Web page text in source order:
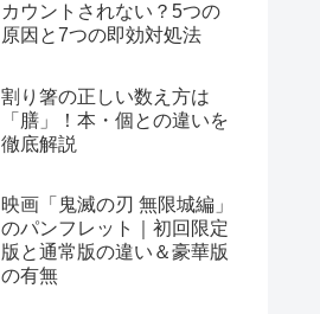
カウントされない？5つの
原因と7つの即効対処法
割り箸の正しい数え方は
「膳」！本・個との違いを
徹底解説
映画「鬼滅の刃 無限城編」
のパンフレット｜初回限定
版と通常版の違い＆豪華版
の有無